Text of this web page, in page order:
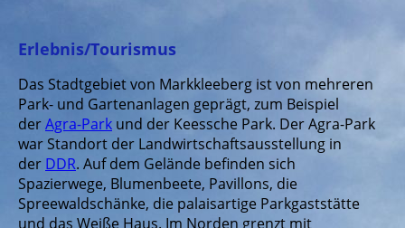
Erlebnis/Tourismus
Das Stadtgebiet von Markkleeberg ist von mehreren
Park- und Gartenanlagen geprägt, zum Beispiel
derAgra-Park und der Keessche Park. Der Agra-Park
war Standort der Landwirtschaftsausstellung in
der DDR. Auf dem Gelände befinden sich
Spazierwege, Blumenbeete, Pavillons, die
Spreewaldschänke, die palaisartige Parkgaststätte
und das Weiße Haus. Im Norden grenzt mit